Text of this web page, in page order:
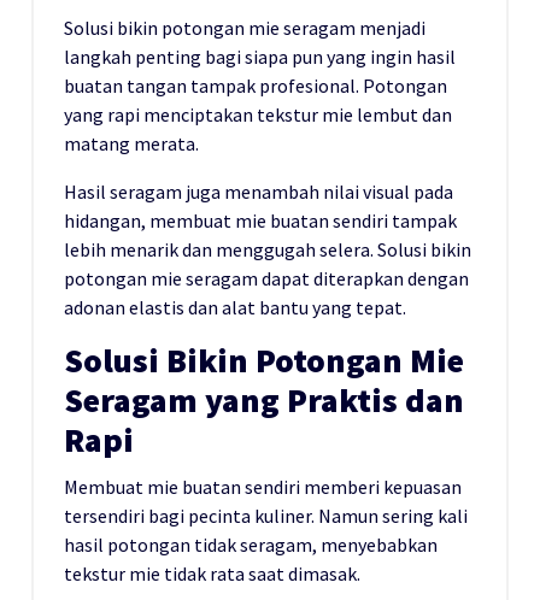
Solusi bikin potongan mie seragam menjadi
langkah penting bagi siapa pun yang ingin hasil
buatan tangan tampak profesional. Potongan
yang rapi menciptakan tekstur mie lembut dan
matang merata.
Hasil seragam juga menambah nilai visual pada
hidangan, membuat mie buatan sendiri tampak
lebih menarik dan menggugah selera. Solusi bikin
potongan mie seragam dapat diterapkan dengan
adonan elastis dan alat bantu yang tepat.
Solusi Bikin Potongan Mie
Seragam yang Praktis dan
Rapi
Membuat mie buatan sendiri memberi kepuasan
tersendiri bagi pecinta kuliner. Namun sering kali
hasil potongan tidak seragam, menyebabkan
tekstur mie tidak rata saat dimasak.